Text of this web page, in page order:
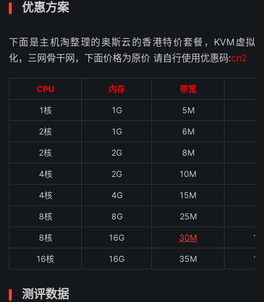
优惠方案
下面是主机淘整理的奥斯云的香港特价套餐，KVM虚拟
化，三网骨干网，下面价格为原价 请自行使用优惠码:cn2
CPU 内存 带宽
1核 1G 5M
2核 1G 6M
2核 2G 8M
4核 2G 10M
4核 4G 15M
8核 8G 25M
8核 16G 30M
16核 16G 35M
测评数据